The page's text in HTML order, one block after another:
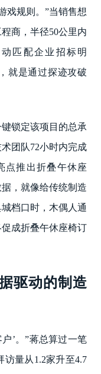
戏规则。”当销售想
商，半径50公里内
匹配企业招标明
就是通过探迹攻破
锁定该项目的总承
团队72小时内完成
点推出折叠午休座
，就像给传统制造
档口时，木偶人通
成折叠午休座椅订
驱动的制造
’。”蒋总算过一笔
量从1.2家升至4.7